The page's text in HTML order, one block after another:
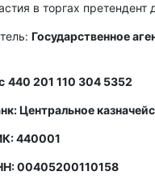
в торгах претендент
Государственное
440 201 110 304 5352
Центральное
440001